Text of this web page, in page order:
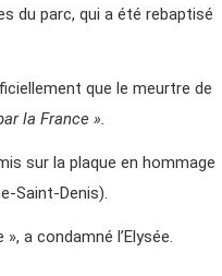
du parc, qui a été rebaptisé
que le meurtre de
la France ».
sur la plaque en hommage
Saint-Denis).
a condamné l’Elysée.